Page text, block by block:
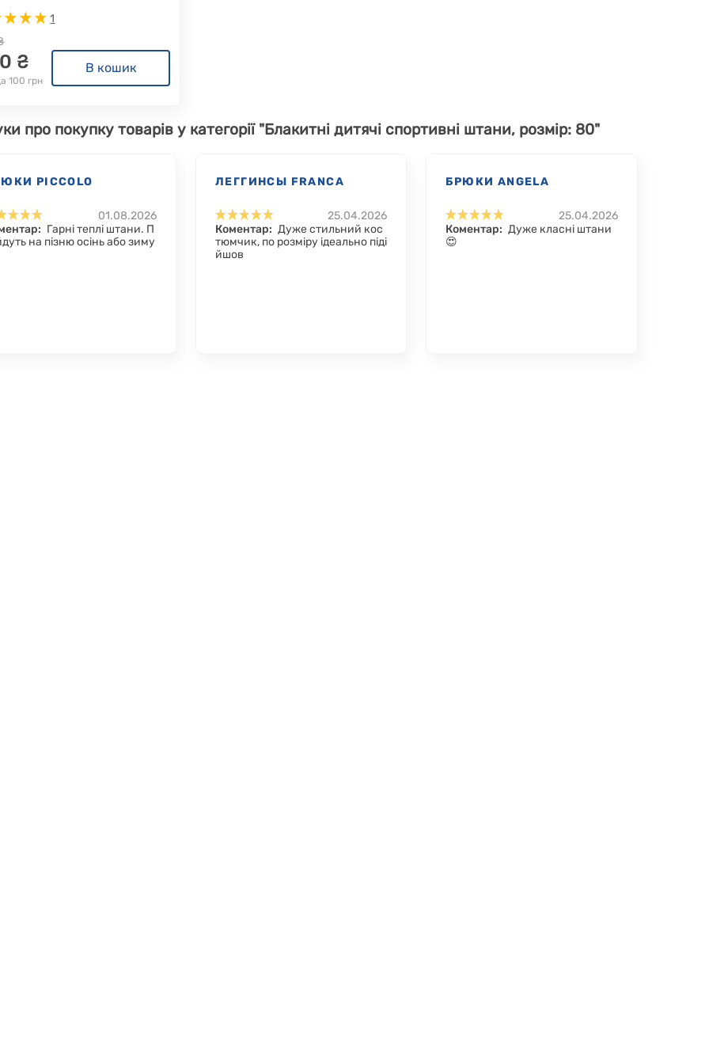
1
₴
100 грн
В кошик
про покупку товарів у категорії "Блакитні дитячі спортивні штани, розмір: 80"
PICCOLO
01.08.2026
Гарні теплі штани. П
на пізню осінь або зиму
ЛЕГГИНСЫ FRANCA
25.04.2026
Коментар: Дуже стильний кос
тюмчик, по розміру ідеально піді
йшов
БРЮКИ ANGELA
25.04.2026
Коментар: Дуже класні штани
😍